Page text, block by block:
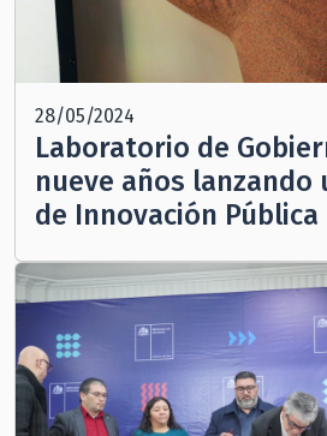
28/05/2024
Laboratorio de
nueve años lanzando
de Innovación Pública